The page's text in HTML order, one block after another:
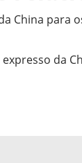
China para
da